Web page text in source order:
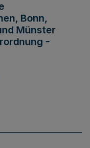
Bonn,
Münster
-